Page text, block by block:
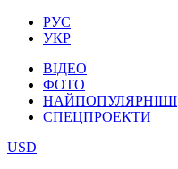
РУС
УКР
ВІДЕО
ФОТО
НАЙПОПУЛЯРНІШІ
СПЕЦПРОЕКТИ
USD